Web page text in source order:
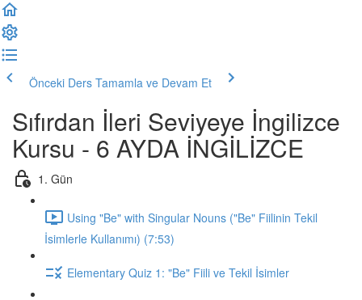
Önceki Ders Tamamla ve Devam Et
Sıfırdan İleri Seviyeye İngilizce
Kursu - 6 AYDA İNGİLİZCE
1. Gün
Using "Be" with Singular Nouns ("Be" Fiilinin Tekil
İsimlerle Kullanımı) (7:53)
Elementary Quiz 1: "Be" Fiili ve Tekil İsimler